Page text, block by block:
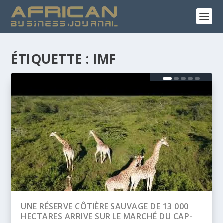
ÉTIQUETTE : IMF
BANQUE AFRICAINE DE DÉVELOPPEMENT
(BAD) – ASSEMBLÉE ANNUELLES 2026 :